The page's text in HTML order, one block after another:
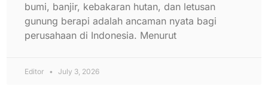
bumi, banjir, kebakaran hutan, dan letusan
gunung berapi adalah ancaman nyata bagi
perusahaan di Indonesia. Menurut
Editor July 3, 2026